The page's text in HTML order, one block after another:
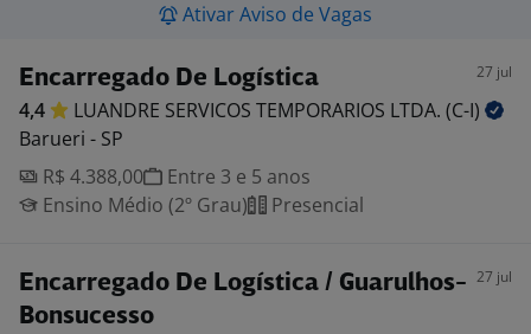
Ativar Aviso de Vagas
Encarregado De Logística 27 jul
4,4 LUANDRE SERVICOS TEMPORARIOS LTDA. (C-I)
Barueri - SP
R$ 4.388,00
Entre 3 e 5 anos
Ensino Médio (2º Grau)
Presencial
Encarregado De Logística / Guarulhos-
Bonsucesso
27 jul